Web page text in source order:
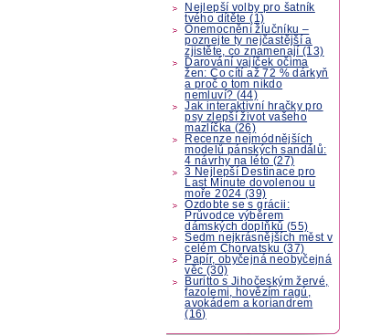
Nejlepší volby pro šatník
tvého dítěte (1)
Onemocnění žlučníku –
poznejte ty nejčastější a
zjistěte, co znamenají (13)
Darování vajíček očima
žen: Co cítí až 72 % dárkyň
a proč o tom nikdo
nemluví? (44)
Jak interaktivní hračky pro
psy zlepší život vašeho
mazlíčka (26)
Recenze nejmódnějších
modelů pánských sandálů:
4 návrhy na léto (27)
3 Nejlepší Destinace pro
Last Minute dovolenou u
moře 2024 (39)
Ozdobte se s grácii:
Průvodce výběrem
dámských doplňků (55)
Sedm nejkrásnějších měst v
celém Chorvatsku (37)
Papír, obyčejná neobyčejná
věc (30)
Buritto s Jihočeským žervé,
fazolemi, hovězím ragú,
avokádem a koriandrem
(16)